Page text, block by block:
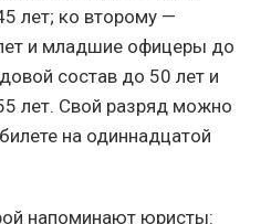
лет; ко второму —
и младшие офицеры до
состав до 50 лет и
лет. Свой разряд можно
на одиннадцатой
напоминают юристы: